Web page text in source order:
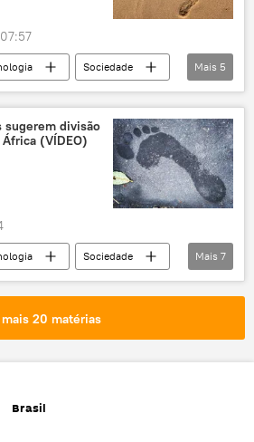
Sociedade
Mais 5
sugerem divisão
(VÍDEO)
Sociedade
humanidade
Mais 7
mais 20 matérias
Brasil